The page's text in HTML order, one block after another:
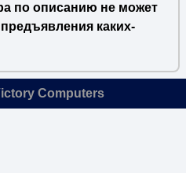
по описанию не может
каких-
Computers